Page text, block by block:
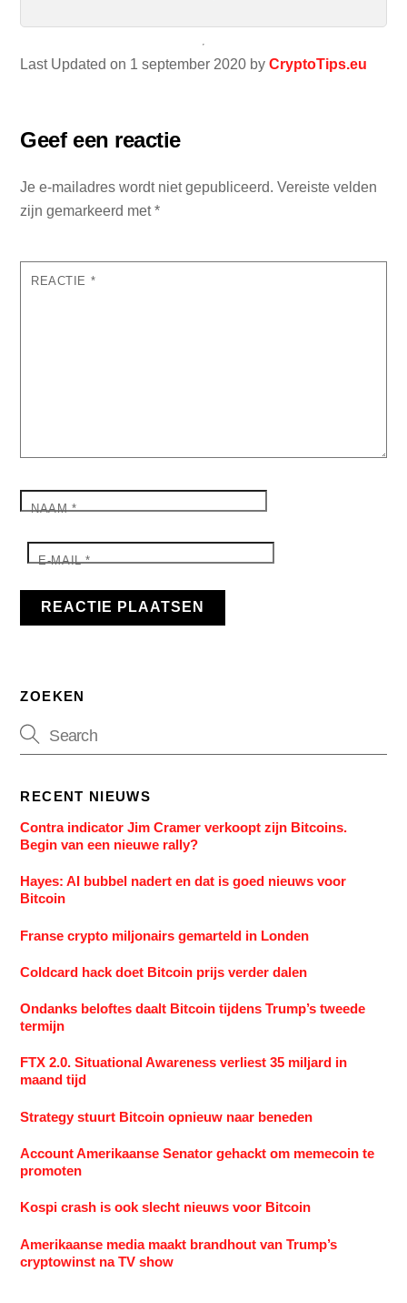
Last Updated on 1 september 2020 byCryptoTips.eu
Geef een reactie
Je e-mailadres wordt niet gepubliceerd. Vereiste velden
zijn gemarkeerd met*
REACTIE *
NAAM*
E-MAIL*
ZOEKEN
RECENT NIEUWS
Contra indicator Jim Cramer verkoopt zijn Bitcoins.
Begin van een nieuwe rally?
Hayes: AI bubbel nadert en dat is goed nieuws voor
Bitcoin
Franse crypto miljonairs gemarteld in Londen
Coldcard hack doet Bitcoin prijs verder dalen
Ondanks beloftes daalt Bitcoin tijdens Trump’s tweede
termijn
FTX 2.0. Situational Awareness verliest 35 miljard in
maand tijd
Strategy stuurt Bitcoin opnieuw naar beneden
Account Amerikaanse Senator gehackt om memecoin te
promoten
Kospi crash is ook slecht nieuws voor Bitcoin
Amerikaanse media maakt brandhout van Trump’s
cryptowinst na TV show